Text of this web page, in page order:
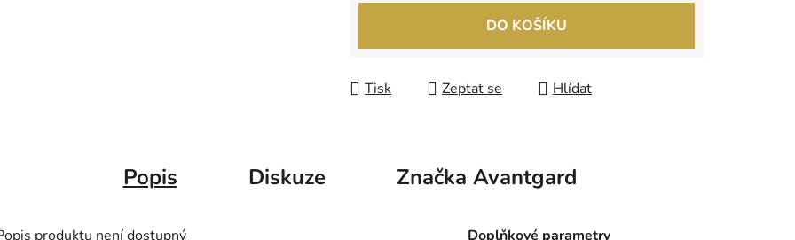
DO KOŠÍKU
Tisk Zeptat se Hlídat
Popis Diskuze Značka Avantgard
produktu není dostupný Doplňkové parametry